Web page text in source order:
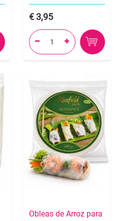
3,95
 
Obleas de Arroz para